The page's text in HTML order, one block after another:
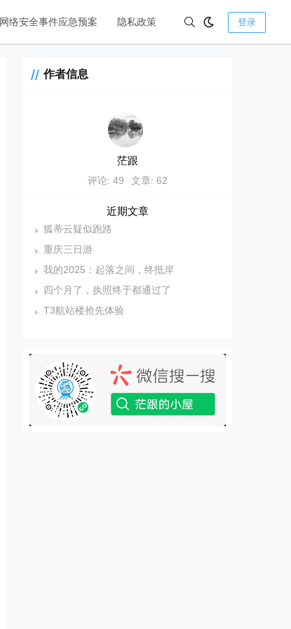
网络安全事件应急预案 隐私政策 登录
作者信息
茫跟
评论: 49 文章: 62
近期文章
狐蒂云疑似跑路
重庆三日游
我的2025：起落之间，终抵岸
四个月了，执照终于都通过了
T3航站楼抢先体验